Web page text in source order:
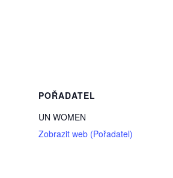
POŘADATEL
UN WOMEN
Zobrazit web (Pořadatel)